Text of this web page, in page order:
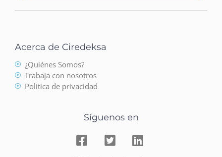
Síguenos en
Acerca de Ciredeksa
¿Quiénes Somos?
Trabaja con nosotros
Política de privacidad